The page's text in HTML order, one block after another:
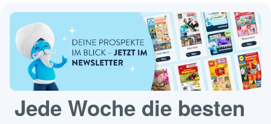
Jede Woche die besten